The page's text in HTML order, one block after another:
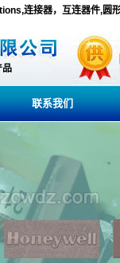
连接器，互连器件,圆
品
联系我们